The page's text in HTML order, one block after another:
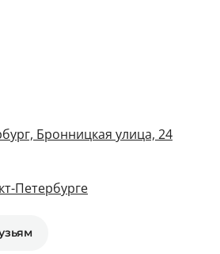
Бронницкая улица, 24
Петербурге